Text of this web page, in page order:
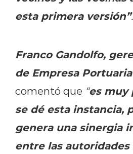
esta primera versión”.
Franco Gandolfo,
de Empresa
comentó que “es muy
se dé esta instancia,
genera una sinergia
entre las autoridades